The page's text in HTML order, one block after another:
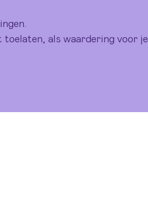
toelaten, als waardering voor je